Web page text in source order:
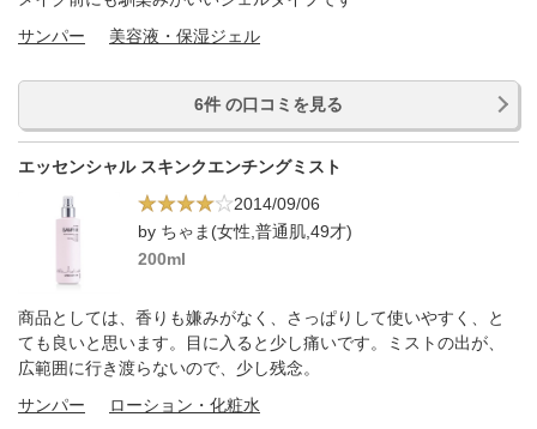
サンパー
美容液・保湿ジェル
6件 の口コミを見る
エッセンシャル スキンクエンチングミスト
2014/09/06
by ちゃま(女性,普通肌,49才)
200ml
商品としては、香りも嫌みがなく、さっぱりして使いやすく、と
ても良いと思います。目に入ると少し痛いです。ミストの出が、
広範囲に行き渡らないので、少し残念。
サンパー
ローション・化粧水